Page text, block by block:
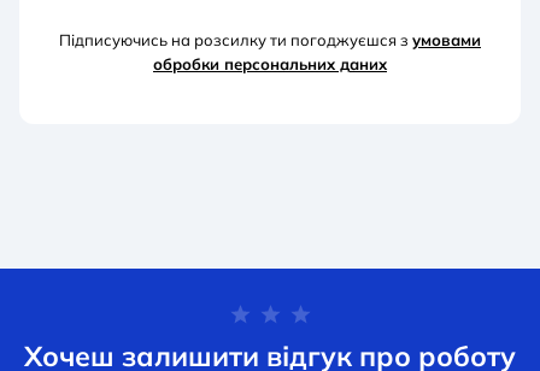
Підписуючись на розсилку ти погоджуєшся з умовами
обробки персональних даних
Хочеш залишити відгук про роботу